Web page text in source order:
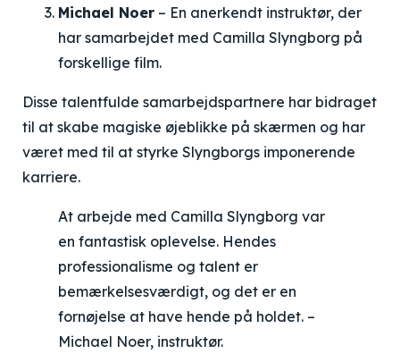
Michael Noer – En anerkendt instruktør, der
har samarbejdet med Camilla Slyngborg på
forskellige film.
Disse talentfulde samarbejdspartnere har bidraget
til at skabe magiske øjeblikke på skærmen og har
været med til at styrke Slyngborgs imponerende
karriere.
At arbejde med Camilla Slyngborg var
en fantastisk oplevelse. Hendes
professionalisme og talent er
bemærkelsesværdigt, og det er en
fornøjelse at have hende på holdet. –
Michael Noer, instruktør.